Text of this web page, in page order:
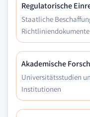
Regulatorische
Staatliche
Richtliniendokumente
Akademische
Universitätsstudien
Institutionen